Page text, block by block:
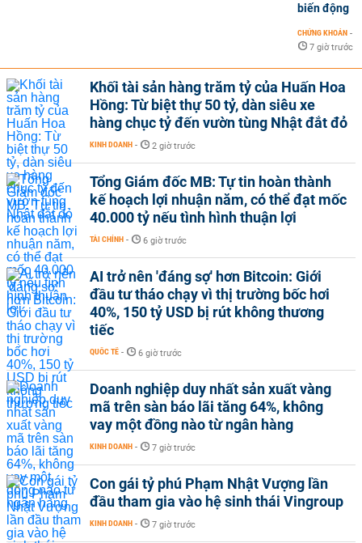
biến động
CHỨNG KHOÁN -
7 giờ trước
Khối tài sản hàng trăm tỷ của Huấn Hoa
Hồng: Từ biệt thự 50 tỷ, dàn siêu xe
hàng chục tỷ đến vườn tùng Nhật đắt đỏ
KINH DOANH - 2 giờ trước
Tổng Giám đốc MB: Tự tin hoàn thành
kế hoạch lợi nhuận năm, có thể đạt mốc
40.000 tỷ nếu tình hình thuận lợi
TÀI CHÍNH - 6 giờ trước
AI trở nên 'đáng sợ' hơn Bitcoin: Giới
đầu tư tháo chạy vì thị trường bốc hơi
40%, 150 tỷ USD bị rút không thương
tiếc
QUỐC TẾ - 6 giờ trước
Doanh nghiệp duy nhất sản xuất vàng
mã trên sàn báo lãi tăng 64%, không
vay một đồng nào từ ngân hàng
KINH DOANH - 7 giờ trước
Con gái tỷ phú Phạm Nhật Vượng lần
đầu tham gia vào hệ sinh thái Vingroup
KINH DOANH - 7 giờ trước